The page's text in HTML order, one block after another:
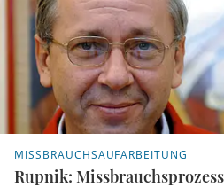
MISSBRAUCHSAUFARBEITUNG
Rupnik: